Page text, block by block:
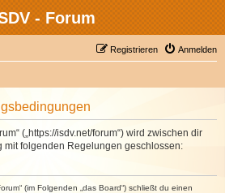
- Forum
Anmelden
Registrieren
(„https://isdv.net/forum“) wird zwischen dir
mit folgenden Regelungen geschlossen:
(im Folgenden „das Board“) schließt du einen